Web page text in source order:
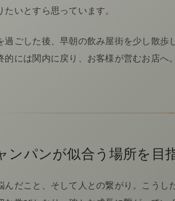
いとすら思っています。
過ごした後、早朝の飲み屋街を少し散
的には関内に戻り、お客様が営むお店
ンパンが似合う場所を目
んだこと、そして人との繋がり。こう